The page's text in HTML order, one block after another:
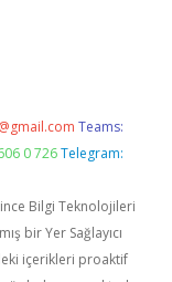
Teams:
0 726 Telegram:
Bilgi Teknolojileri
bir Yer Sağlayıcı
içerikleri proaktif